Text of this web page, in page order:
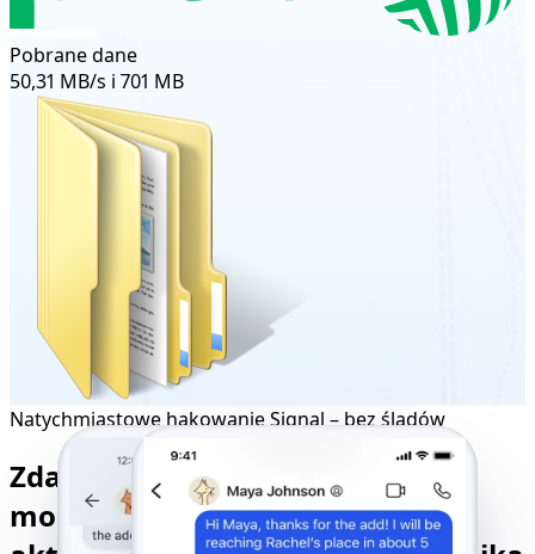
Pobrane dane
50,31 MB/s i 701 MB
Natychmiastowe hakowanie Signal – bez śladów
Zdalny tracker Signal do
monitorowania i kontrolowania